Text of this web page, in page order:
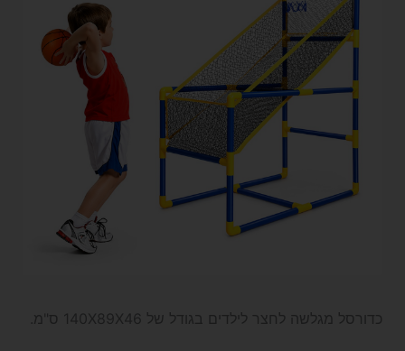
כדורסל מגלשה לחצר לילדים בגודל של 140X89X46 ס"מ.